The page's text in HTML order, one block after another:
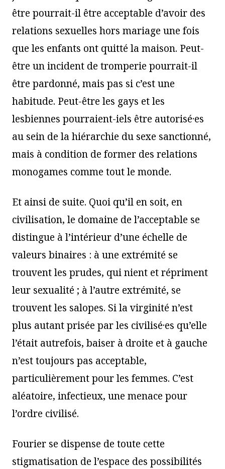
être pourrait-il être acceptable d’avoir des
relations sexuelles hors mariage une fois
que les enfants ont quitté la maison. Peut-
être un incident de tromperie pourrait-il
être pardonné, mais pas si c’est une
habitude. Peut-être les gays et les
lesbiennes pourraient-iels être autorisé·es
au sein de la hiérarchie du sexe sanctionné,
mais à condition de former des relations
monogames comme tout le monde.
Et ainsi de suite. Quoi qu’il en soit, en
civilisation, le domaine de l’acceptable se
distingue à l’intérieur d’une échelle de
valeurs binaires : à une extrémité se
trouvent les prudes, qui nient et répriment
leur sexualité ; à l’autre extrémité, se
trouvent les salopes. Si la virginité n’est
plus autant prisée par les civilisé·es qu’elle
l’était autrefois, baiser à droite et à gauche
n’est toujours pas acceptable,
particulièrement pour les femmes. C’est
aléatoire, infectieux, une menace pour
l’ordre civilisé.
Fourier se dispense de toute cette
stigmatisation de l’espace des possibilités